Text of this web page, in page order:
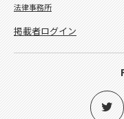
法律事務所
掲載者ログイン